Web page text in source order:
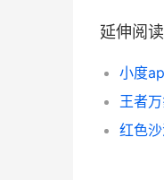
延伸阅读
小度
红色